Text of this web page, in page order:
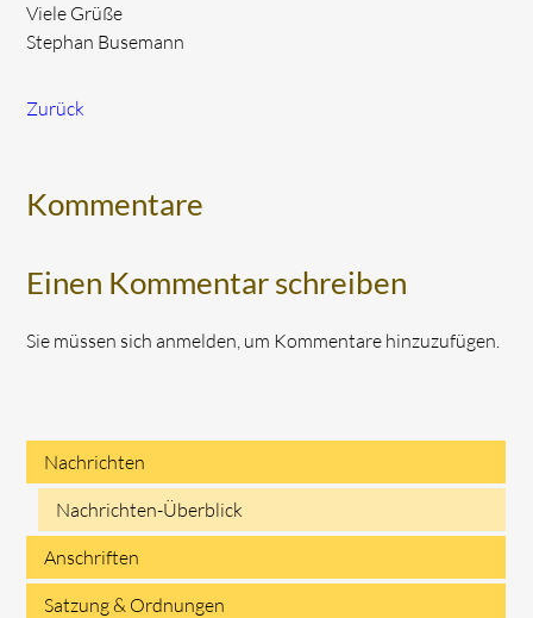
Viele Grüße
Stephan Busemann
Zurück
Kommentare
Einen Kommentar schreiben
Sie müssen sich anmelden, um Kommentare hinzuzufügen.
Navigation
überspringen
Nachrichten
Nachrichten-Überblick
Anschriften
Satzung & Ordnungen